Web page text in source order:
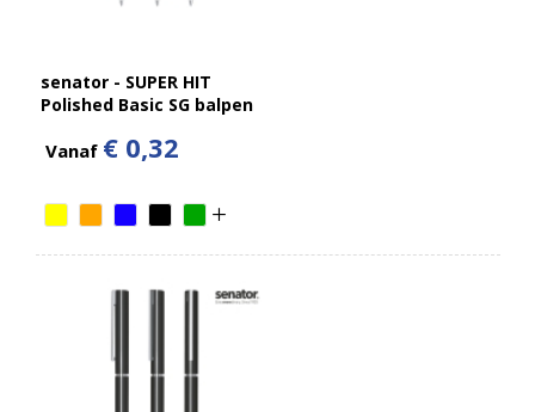
senator - SUPER HIT
Polished Basic SG balpen
Vanaf € 0,32